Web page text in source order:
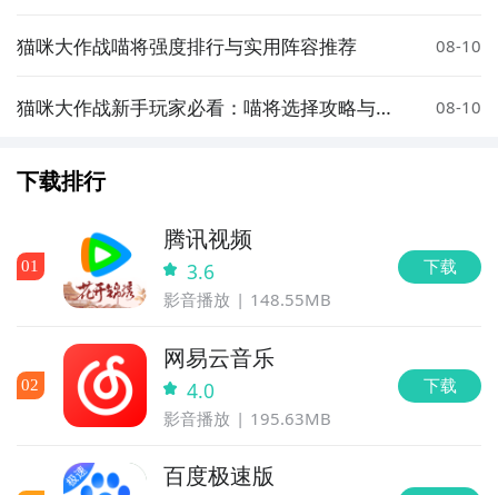
猫咪大作战喵将强度排行与实用阵容推荐 08-10
猫咪大作战新手玩家必看：喵将选择攻略与推
08-10
下载排行
01
腾讯视频
3.6
影音播放 148.55MB
下载
02
网易云音乐
4.0
影音播放 195.63MB
下载
百度极速版